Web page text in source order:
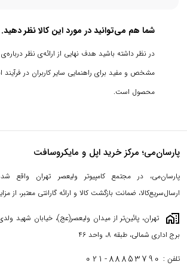
دیگر جذابیت‌های این مراسم، حضور نسخه‌های
عامل‌های mac OS، iOS و watchOS بود.
مک بوک پرو MNEX3: طراحی
شما هم می‌توانید در مورد این کالا نظر دهید.
در نظر داشته باشید هدف نهایی از ارائه‌ی نظر درباره‌ی
مشخص و مفید برای راهنمایی سایر کاربران در
محصول است.
پارسان‌می؛ مرکز خرید اپل و مایکروسافت
پارسان‌می، در مجتمع کامپیوتر ولیعصر تهران واقع
ارسال‌سریع‌کالا، ضمانت بازگشت کالا و ارائه گارانتی معتبر، از
maps_home_work
تهران، پائین‌تر از میدان ولیعصر(عج)، خیابان شهید
برج اداری شمالی، طبقه 8، واحد 46
تلفن : 021-88853790